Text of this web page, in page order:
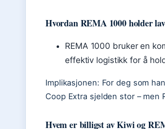
Hvordan REMA 1000 holder
REMA 1000 bruker en
effektiv logistikk for å
Implikasjonen: For deg som
Coop Extra sjelden stor – men
Hvem er billigst av Kiwi og